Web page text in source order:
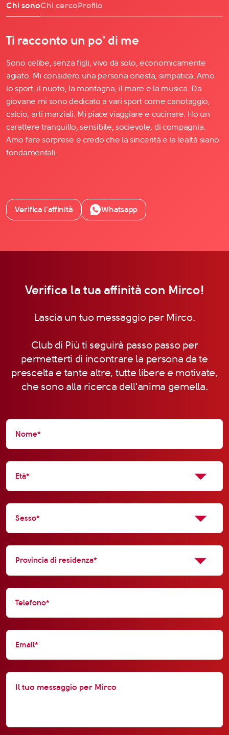
Chi sonoChi cercoProfilo
Ti racconto un po' di me
Sono celibe, senza figli, vivo da solo, economicamente
agiato. Mi considero una persona onesta, simpatica. Amo
lo sport, il nuoto, la montagna, il mare e la musica. Da
giovane mi sono dedicato a vari sport come canotaggio,
calcio, arti marziali. Mi piace viaggiare e cucinare. Ho un
carattere tranquillo, sensibile, socievole, di compagnia.
Amo fare sorprese e credo che la sincerità e la lealtà siano
fondamentali.
Verifica l’affinità Whatsapp
Verifica la tua affinità con Mirco!
Lascia un tuo messaggio per Mirco.
Club di Più ti seguirà passo passo per
permetterti di incontrare la persona da te
prescelta e tante altre, tutte libere e motivate,
che sono alla ricerca dell'anima gemella.